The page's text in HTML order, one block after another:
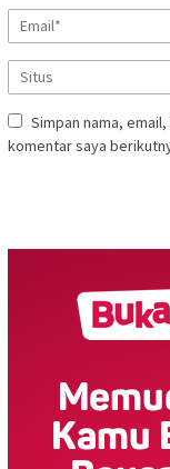
Simpan nama,
komentar saya